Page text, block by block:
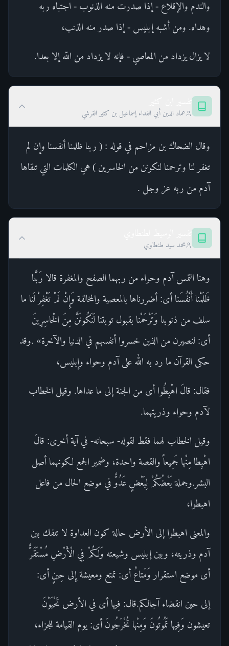
والندم والإقلاع - إذا صدرت منه الذنوب - اجتباه ربه
وهداه. ومن أشبه إبليس - إذا صدر منه الذنب،
لا يزال يزداد من المعاصي - فإنه لا يزداد من اللّه إلا بعدا.
عماد الدين أبي الفداء إسماعيل بن كثير القرشي
وقال الضحاك بن مزاحم في قوله : ( ربنا ظلمنا أنفسنا وإن لم
تغفر لنا وترحمنا لنكونن من الخاسرين ) هي الكلمات التي تلقاها
آدم من ربه عز وجل .
محمد سيد طنطاوي
وهنا التمس آدم وحواء من ربهما الصفح والمغفرة قالا رَبَّنا
ظَلَمْنا أَنْفُسَنا أى: أضررناها بالمعصية والمخالفة وَإِنْ لَمْ تَغْفِرْ لَنا ما
سلف من ذنوبنا وَتَرْحَمْنا بقبول توبتنا لَنَكُونَنَّ مِنَ الْخاسِرِينَ
أى: لنصيرن من الذين خسروا أنفسهم في الدنيا والآخرة» .وقد
حكى القرآن ما رد به الله على آدم وحواء وإبليس،
فقال: قالَ اهْبِطُوا أى من الجنة إلى ما عداها. وقيل الخطاب
لآدم وحواء وذريتهما.
وقيل الخطاب لهما فقط لقوله- سبحانه- في آية أخرى: قالَ
اهْبِطا مِنْها جَمِيعاً والقصة واحدة، وضمير الجمع لكونهما أصل
البشر.وجملة بَعْضُكُمْ لِبَعْضٍ عَدُوٌّ في موضع الحال من فاعل
اهبطوا،
والمعنى اهبطوا إلى الأرض حالة كون العداوة لا تنفك بين
آدم وذريته، وبين إبليس وشيعته وَلَكُمْ فِي الْأَرْضِ مُسْتَقَرٌّ
أى موضع استقرار وَمَتاعٌ أى: تمتع ومعيشة إِلى حِينٍ أى:
إلى حين انقضاء آجالكم.قال: فِيها أى في الأرض تَحْيَوْنَ
تعيشون وَفِيها تَمُوتُونَ وَمِنْها تُخْرَجُونَ أى: يوم القيامة للجزاء،